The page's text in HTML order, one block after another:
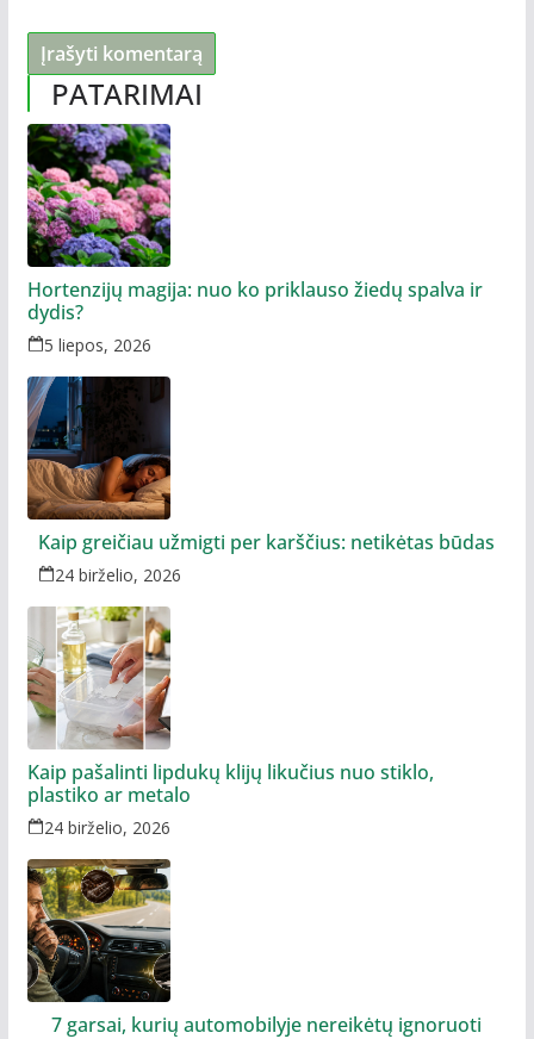
PATARIMAI
Hortenzijų magija: nuo ko priklauso žiedų spalva ir
dydis?
5 liepos, 2026
Kaip greičiau užmigti per karščius: netikėtas būdas
24 birželio, 2026
Kaip pašalinti lipdukų klijų likučius nuo stiklo,
plastiko ar metalo
24 birželio, 2026
7 garsai, kurių automobilyje nereikėtų ignoruoti